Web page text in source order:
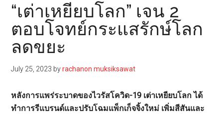
“เต่าเหยียบโลก” เจน 2
ตอบโจทย์กระแสรักษ์โลก
ลดขยะ
July 25, 2023 byrachanon muksiksawat
หลังการแพร่ระบาดของไวรัสโควิด-19 เต่าเหยียบโลก ได้
ทำการรีแบรนด์และปรับโฉมแพ็กเก็จจิ้งใหม่ เพิ่มสีสันและ